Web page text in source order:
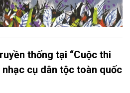
thống tại “Cuộc thi
cụ dân tộc toàn quốc